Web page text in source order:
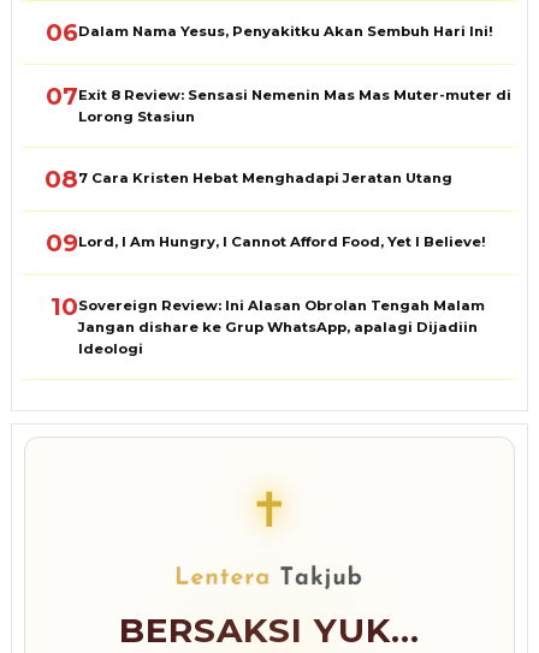
06Dalam Nama Yesus, Penyakitku Akan Sembuh Hari Ini!
07Exit 8 Review: Sensasi Nemenin Mas Mas Muter-muter di
Lorong Stasiun
087 Cara Kristen Hebat Menghadapi Jeratan Utang
09Lord, I Am Hungry, I Cannot Afford Food, Yet I Believe!
10Sovereign Review: Ini Alasan Obrolan Tengah Malam
Jangan dishare ke Grup WhatsApp, apalagi Dijadiin
Ideologi
✝
BERSAKSI YUK...